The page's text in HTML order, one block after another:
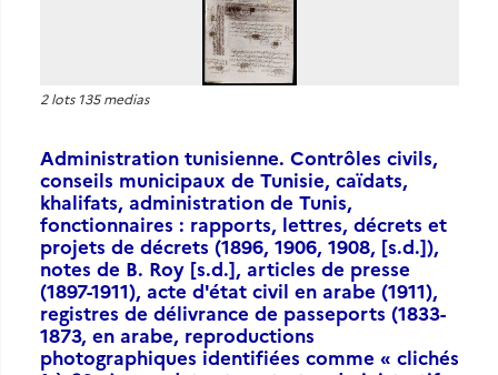
2 lots 135 medias
Administration tunisienne. Contrôles civils,
conseils municipaux de Tunisie, caïdats,
khalifats, administration de Tunis,
fonctionnaires : rapports, lettres, décrets et
projets de décrets (1896, 1906, 1908, [s.d.]),
notes de B. Roy [s.d.], articles de presse
(1897-1911), acte d'état civil en arabe (1911),
registres de délivrance de passeports (1833-
1873, en arabe, reproductions
photographiques identifiées comme « clichés